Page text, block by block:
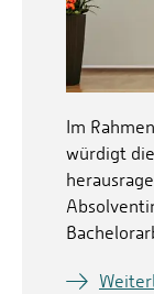
Im
würdigt